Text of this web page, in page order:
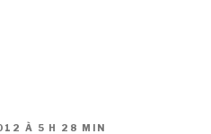
À 5 H 28 MIN